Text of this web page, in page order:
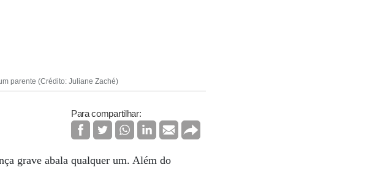
parente (Crédito: Juliane Zaché)
Para compartilhar:
grave abala qualquer um. Além do